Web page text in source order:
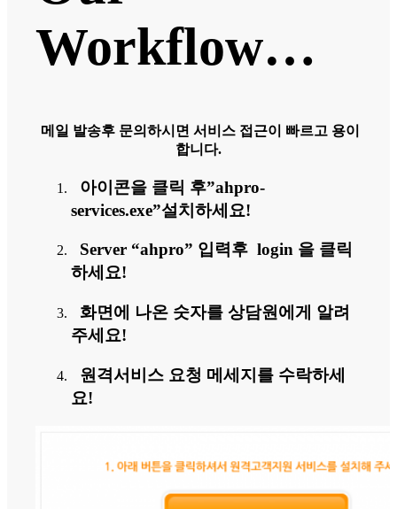
Workflow…
메일 발송후 문의하시면 서비스 접근이 빠르고 용이
합니다.
아이콘을 클릭 후”ahpro-
services.exe”설치하세요!
Server “ahpro” 입력후 login 을 클릭
하세요!
화면에 나온 숫자를 상담원에게 알려
주세요!
원격서비스 요청 메세지를 수락하세
요!